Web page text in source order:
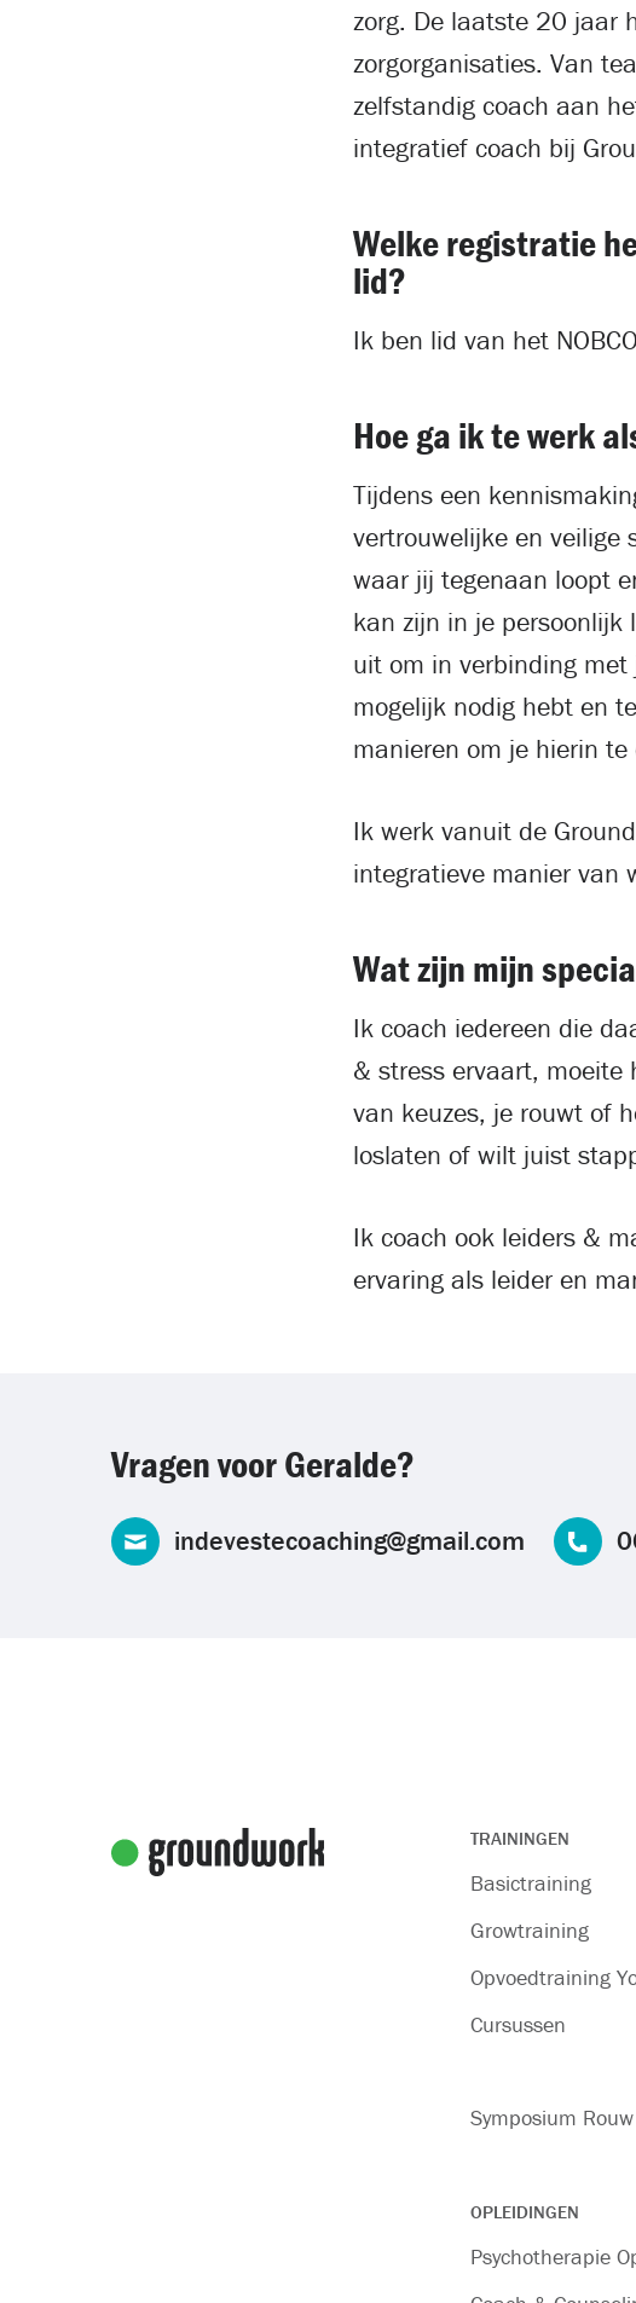
zorg. De laatste 20 jaar
zorgorganisaties. Van
zelfstandig coach aan
integratief coach bij
Welke registratie
lid?
Ik ben lid van het
Hoe ga ik te werk
Tijdens een
vertrouwelijke en veilige
waar jij tegenaan loopt
kan zijn in je persoonlijk
uit om in verbinding
mogelijk nodig hebt en
manieren om je hierin te
Ik werk vanuit de
integratieve manier van
Wat zijn mijn
Ik coach iedereen die
& stress ervaart, moeite
van keuzes, je rouwt of
loslaten of wilt juist
Ik coach ook leiders &
ervaring als leider en
Vragen voor Geralde?
indevestecoaching@gmail.com
TRAININGEN
Basictraining
Growtraining
Opvoedtraining
Cursussen
Symposium
OPLEIDINGEN
Psychotherapie